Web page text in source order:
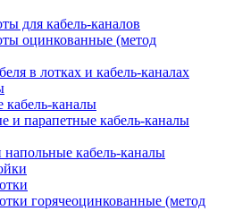
для кабель-каналов
оцинкованные (метод
в лотках и кабель-каналах
каналы
и парапетные кабель-каналы
кабель-каналы
горячеоцинкованные (метод